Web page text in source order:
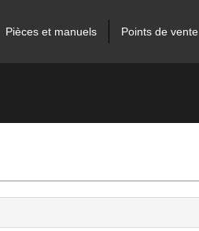
Pièces et manuels Points de vente